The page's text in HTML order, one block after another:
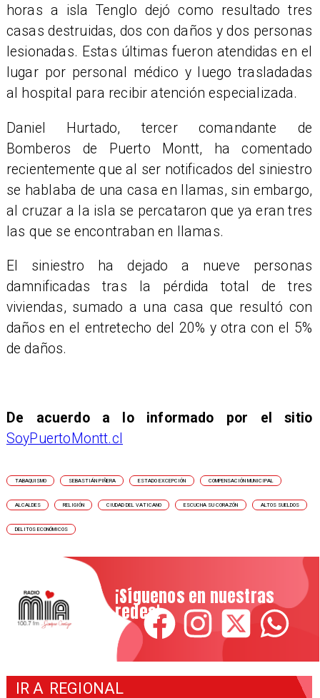
horas a isla Tenglo dejó como resultado tres
casas destruidas, dos con daños y dos personas
lesionadas. Estas últimas fueron atendidas en el
lugar por personal médico y luego trasladadas
al hospital para recibir atención especializada.
​Daniel Hurtado, tercer comandante de
Bomberos de Puerto Montt, ha comentado
recientemente que al ser notificados del siniestro
se hablaba de una casa en llamas, sin embargo,
al cruzar a la isla se percataron que ya eran tres
las que se encontraban en llamas.
​El siniestro ha dejado a nueve personas
damnificadas tras la pérdida total de tres
viviendas, sumado a una casa que resultó con
daños en el entretecho del 20% y otra con el 5%
de daños.
De acuerdo a lo informado por el sitio
SoyPuertoMontt.cl
TABAQUISMO SEBASTIÁN PIÑERA ESTADO EXCEPCIÓN COMPENSACIÓN MUNICIPAL
ALCALDES RELIGIÓN CIUDAD DEL VATICANO ESCUCHA SU CORAZÓN ALTOS SUELDOS
DELITOS ECONÓMICOS
¡Síguenos en nuestras
redes!
IR A REGIONAL